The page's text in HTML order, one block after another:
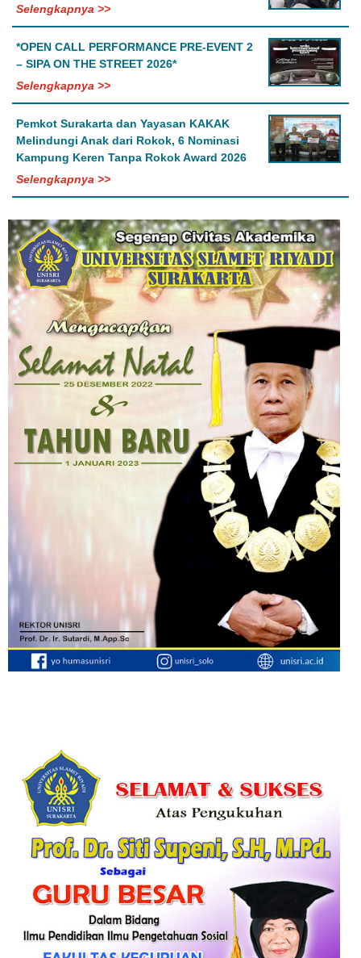
Selengkapnya >>
*OPEN CALL PERFORMANCE PRE-EVENT 2
– SIPA ON THE STREET 2026*
Selengkapnya >>
Pemkot Surakarta dan Yayasan KAKAK
Melindungi Anak dari Rokok, 6 Nominasi
Kampung Keren Tanpa Rokok Award 2026
Selengkapnya >>